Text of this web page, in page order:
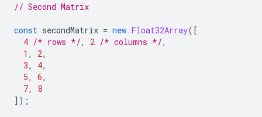
// Second Matrix
const secondMatrix = new Float32Array([
4 /* rows */, 2 /* columns */,
1 , 2,
3, 4,
5, 6,
7,
8
]);